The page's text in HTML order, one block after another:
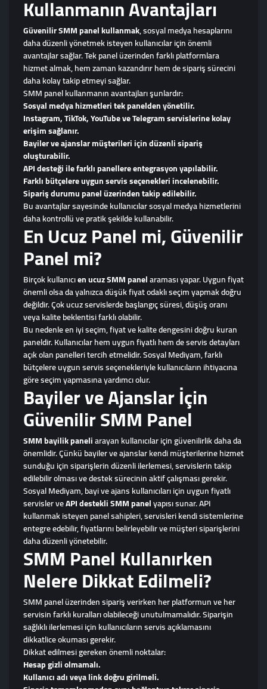
Kullanmanın Avantajları
Güvenilir SMM panel kullanmak, sosyal medya hesaplarını
daha düzenli yönetmek isteyen kullanıcılar için önemli
avantajlar sağlar. Tek panel üzerinden farklı platformlara
hizmet almak, hem zaman kazandırır hem de sipariş sürecini
daha kolay takip etmeyi sağlar.
SMM panel kullanmanın avantajları şunlardır:
Sosyal medya hizmetleri tek panelden yönetilir.
Instagram, TikTok, YouTube ve Telegram servislerine kolay
erişim sağlanır.
Bayiler ve ajanslar müşterileri için düzenli sipariş
oluşturabilir.
API desteği ile farklı panellere entegrasyon yapılabilir.
Farklı bütçelere uygun servis seçenekleri incelenebilir.
Sipariş durumu panel üzerinden takip edilebilir.
Bu avantajlar sayesinde kullanıcılar sosyal medya hizmetlerini
daha kontrollü ve pratik şekilde kullanabilir.
En Ucuz Panel mi, Güvenilir
Panel mi?
Birçok kullanıcıen ucuz SMM panelaraması yapar. Uygun fiyat
önemli olsa da yalnızca düşük fiyat odaklı seçim yapmak doğru
değildir. Çok ucuz servislerde başlangıç süresi, düşüş oranı
veya kalite beklentisi farklı olabilir.
Bu nedenle en iyi seçim, fiyat ve kalite dengesini doğru kuran
paneldir. Kullanıcılar hem uygun fiyatlı hem de servis detayları
açık olan panelleri tercih etmelidir. Sosyal Mediyam, farklı
bütçelere uygun servis seçenekleriyle kullanıcıların ihtiyacına
göre seçim yapmasına yardımcı olur.
Bayiler ve Ajanslar İçin
Güvenilir SMM Panel
SMM bayilik paneliarayan kullanıcılar için güvenilirlik daha da
önemlidir. Çünkü bayiler ve ajanslar kendi müşterilerine hizmet
sunduğu için siparişlerin düzenli ilerlemesi, servislerin takip
edilebilir olması ve destek sürecinin aktif çalışması gerekir.
Sosyal Mediyam, bayi ve ajans kullanıcıları için uygun fiyatlı
servisler veAPI destekli SMM panelyapısı sunar. API
kullanmak isteyen panel sahipleri, servisleri kendi sistemlerine
entegre edebilir, fiyatlarını belirleyebilir ve müşteri siparişlerini
daha düzenli yönetebilir.
SMM Panel Kullanırken
Nelere Dikkat Edilmeli?
SMM panel üzerinden sipariş verirken her platformun ve her
servisin farklı kuralları olabileceği unutulmamalıdır. Siparişin
sağlıklı ilerlemesi için kullanıcıların servis açıklamasını
dikkatlice okuması gerekir.
Dikkat edilmesi gereken önemli noktalar:
Hesap gizli olmamalı.
Kullanıcı adı veya link doğru girilmeli.